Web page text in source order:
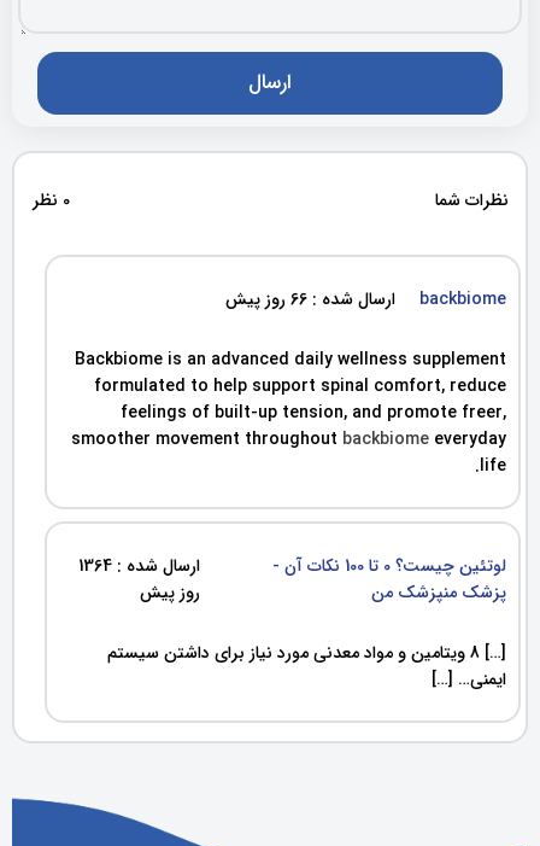
نظرات شما 0 نظر
backbiome ارسال شده : 66 روز پیش
Backbiome is an advanced daily wellness supplement
formulated to help support spinal comfort, reduce
feelings of built-up tension, and promote freer,
smoother movement throughout backbiome everyday
life.
لوتئین چیست؟ 0 تا 100 نکات آن -
پزشک منپزشک من
ارسال شده : 1364
روز پیش
[…] 8 ویتامین و مواد معدنی مورد نیاز برای داشتن سیستم
ایمنی… […]